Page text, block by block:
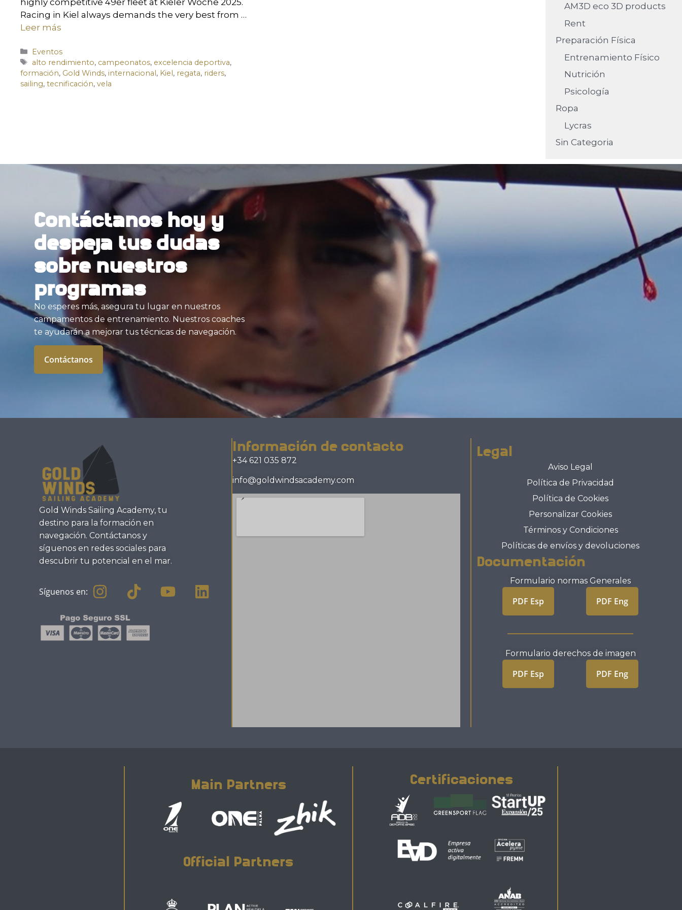
highly competitive 49er fleet at Kieler Woche 2025.
Racing in Kiel always demands the very best from …
Leer más
Eventos
alto rendimiento, campeonatos, excelencia deportiva,
formación, Gold Winds, internacional, Kiel, regata, riders,
sailing, tecnificación, vela
AM3D eco 3D products
Rent
Preparación Física
Entrenamiento Físico
Nutrición
Psicología
Ropa
Lycras
Sin Categoria
Contáctanos hoy y
despeja tus dudas
sobre nuestros
programas
No esperes más, asegura tu lugar en nuestros
campamentos de entrenamiento. Nuestros coaches
te ayudarán a mejorar tus técnicas de navegación.
Contáctanos
Gold Winds Sailing Academy, tu
destino para la formación en
navegación. Contáctanos y
síguenos en redes sociales para
descubrir tu potencial en el mar.
Síguenos en:
Información de contacto
+34 621 035 872
info@goldwindsacademy.com
Legal
Aviso Legal
Política de Privacidad
Política de Cookies
Personalizar Cookies
Términos y Condiciones
Políticas de envíos y devoluciones
Documentación
Formulario normas Generales
PDF Esp PDF Eng
Formulario derechos de imagen
PDF Esp PDF Eng
Main Partners
Official Partners
Certificaciones